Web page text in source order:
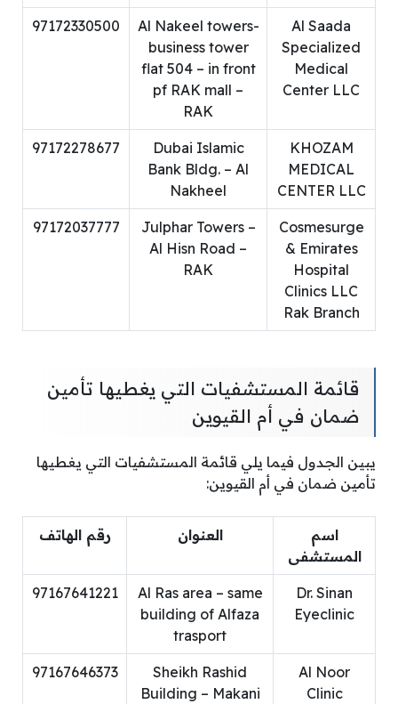
Al Saada
Specialized
Medical
Center LLC
Al Nakeel towers-
business tower
flat 504 – in front
pf RAK mall –
RAK
97172330500
KHOZAM
MEDICAL
CENTER LLC
Dubai Islamic
Bank Bldg. – Al
Nakheel
97172278677
Cosmesurge
& Emirates
Hospital
Clinics LLC
Rak Branch
Julphar Towers –
Al Hisn Road –
RAK
97172037777
قائمة المستشفيات التي يغطيها تأمين
ضمان في أم القيوين
يبين الجدول فيما يلي قائمة المستشفيات التي يغطيها
تأمين ضمان في أم القيوين:
اسم
المستشفى
العنوان رقم الهاتف
Dr. Sinan
Eyeclinic
Al Ras area – same
building of Alfaza
trasport
97167641221
Al Noor
Clinic
Sheikh Rashid
Building – Makani
97167646373